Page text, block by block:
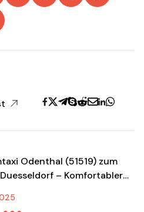
Odenthal (51519) zum
– Komfortabler